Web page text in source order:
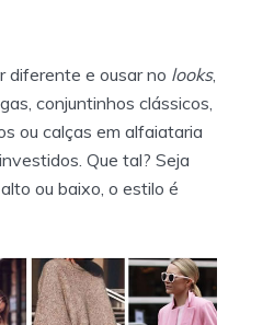
diferente e ousar no looks,
conjuntinhos clássicos,
ou calças em alfaiataria
Que tal? Seja
ou baixo, o estilo é